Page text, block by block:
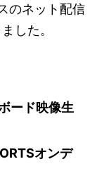
のネット配信
した。
ード映像生
オンデ